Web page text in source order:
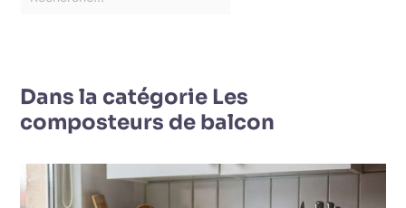
Dans la catégorie Les
composteurs de balcon